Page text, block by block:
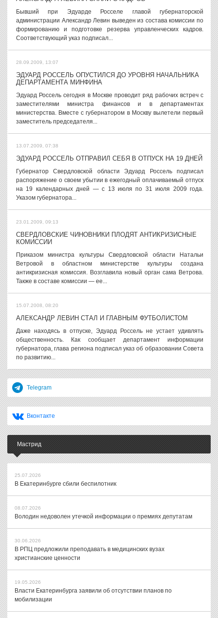
Бывший при Эдуарде Росселе главой губернаторской
администрации Александр Левин выведен из состава комиссии по
формированию и подготовке резерва управленческих кадров.
Соответствующий указ подписал...
28.09.2009, 13:07
ЭДУАРД РОССЕЛЬ ОПУСТИЛСЯ ДО УРОВНЯ НАЧАЛЬНИКА
ДЕПАРТАМЕНТА МИНФИНА
Эдуард Россель сегодня в Москве проводит ряд рабочих встреч с
заместителями министра финансов и в департаментах
министерства. Вместе с губернатором в Москву вылетели первый
заместитель председателя...
13.07.2009, 07:38
ЭДУАРД РОССЕЛЬ ОТПРАВИЛ СЕБЯ В ОТПУСК НА 19 ДНЕЙ
Губернатор Свердловской области Эдуард Россель подписал
распоряжение о своем убытии в ежегодный оплачиваемый отпуск
на 19 календарных дней — с 13 июля по 31 июля 2009 года.
Указом губернатора...
23.01.2009, 09:13
СВЕРДЛОВСКИЕ ЧИНОВНИКИ ПЛОДЯТ АНТИКРИЗИСНЫЕ
КОМИССИИ
Приказом министра культуры Свердловской области Натальи
Ветровой в областном министерстве культуры создана
антикризисная комиссия. Возглавила новый орган сама Ветрова.
Также в составе комиссии — ее...
15.07.2008, 08:20
АЛЕКСАНДР ЛЕВИН СТАЛ И ГЛАВНЫМ ФУТБОЛИСТОМ
Даже находясь в отпуске, Эдуард Россель не устает удивлять
общественность. Как сообщает департамент информации
губернатора, глава региона подписал указ об образовании Совета
по развитию...
Telegram
Вконтакте
Мастрид
25.07.2026
В Екатеринбурге сбили беспилотник
08.07.2026
Володин недоволен утечкой информации о премиях депутатам
30.06.2026
В РПЦ предложили преподавать в медицинских вузах
христианские ценности
19.05.2026
Власти Екатеринбурга заявили об отсутствии планов по
мобилизации